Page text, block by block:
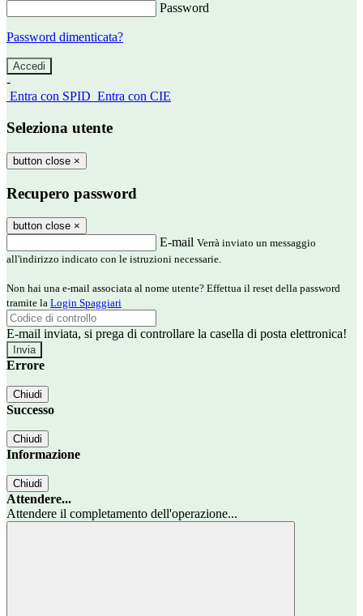
Password
Password dimenticata?
-
Entra con SPID Entra con CIE
Seleziona utente
button close ×
Recupero password
button close ×
E-mail Verrà inviato un messaggio
all'indirizzo indicato con le istruzioni necessarie.
Non hai una e-mail associata al nome utente? Effettua il reset della password
tramite la Login Spaggiari
E-mail inviata, si prega di controllare la casella di posta elettronica!
Errore
Chiudi
Successo
Chiudi
Informazione
Chiudi
Attendere...
Attendere il completamento dell'operazione...